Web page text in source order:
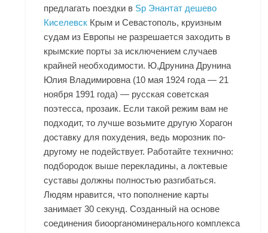
предлагать поездки в Sp Энантат дешево
Киселевск Крым и Севастополь, круизным
судам из Европы не разрешается заходить в
крымские порты за исключением случаев
крайней необходимости. Ю,Друнина Друнина
Юлия Владимировна (10 мая 1924 года — 21
ноября 1991 года) — русская советская
поэтесса, прозаик. Если такой режим вам не
подходит, то лучше возьмите другую Хорагон
доставку для похудения, ведь морозник по-
другому не подействует. Работайте технично:
подбородок выше перекладины, а локтевые
суставы должны полностью разгибаться.
Людям нравится, что пополнение карты
занимает 30 секунд. Созданный на основе
соединения биоорганоминерального комплекса